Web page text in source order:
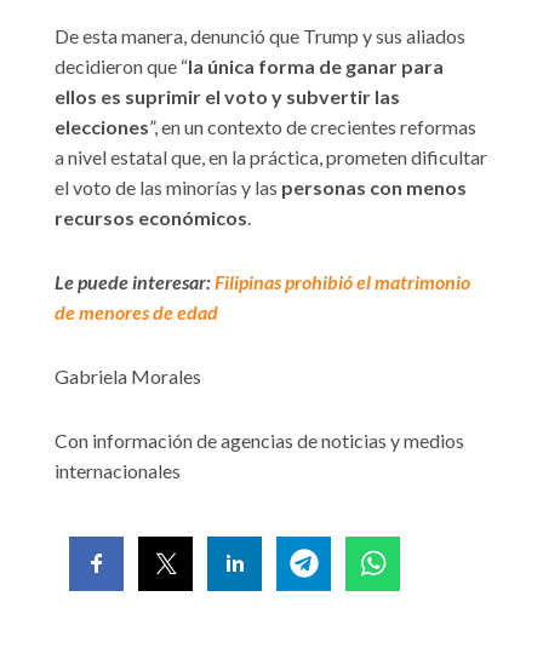
De esta manera, denunció que Trump y sus aliados
decidieron que “la única forma de ganar para
ellos es suprimir el voto y subvertir las
elecciones”, en un contexto de crecientes reformas
a nivel estatal que, en la práctica, prometen dificultar
el voto de las minorías y las personas con menos
recursos económicos
Le puede interesar:Filipinas prohibió el matrimonio
de menores de edad
Gabriela Morales
Con información de agencias de noticias y medios
internacionales